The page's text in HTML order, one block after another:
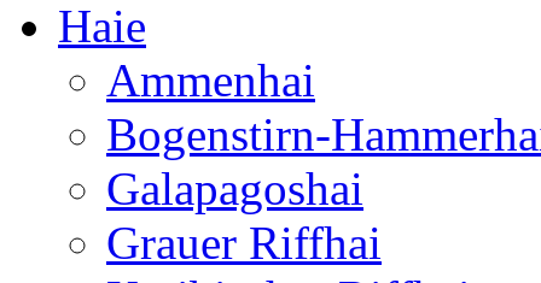
Haie
Ammenhai
Bogenstirn-
Galapagoshai
Grauer Riffhai